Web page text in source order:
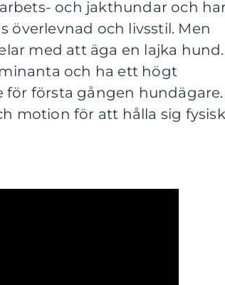
och jakthundar och
överlevnad och livsstil. Men
med att äga en lajka hund.
och ha ett högt
första gången hundägare.
motion för att hålla sig